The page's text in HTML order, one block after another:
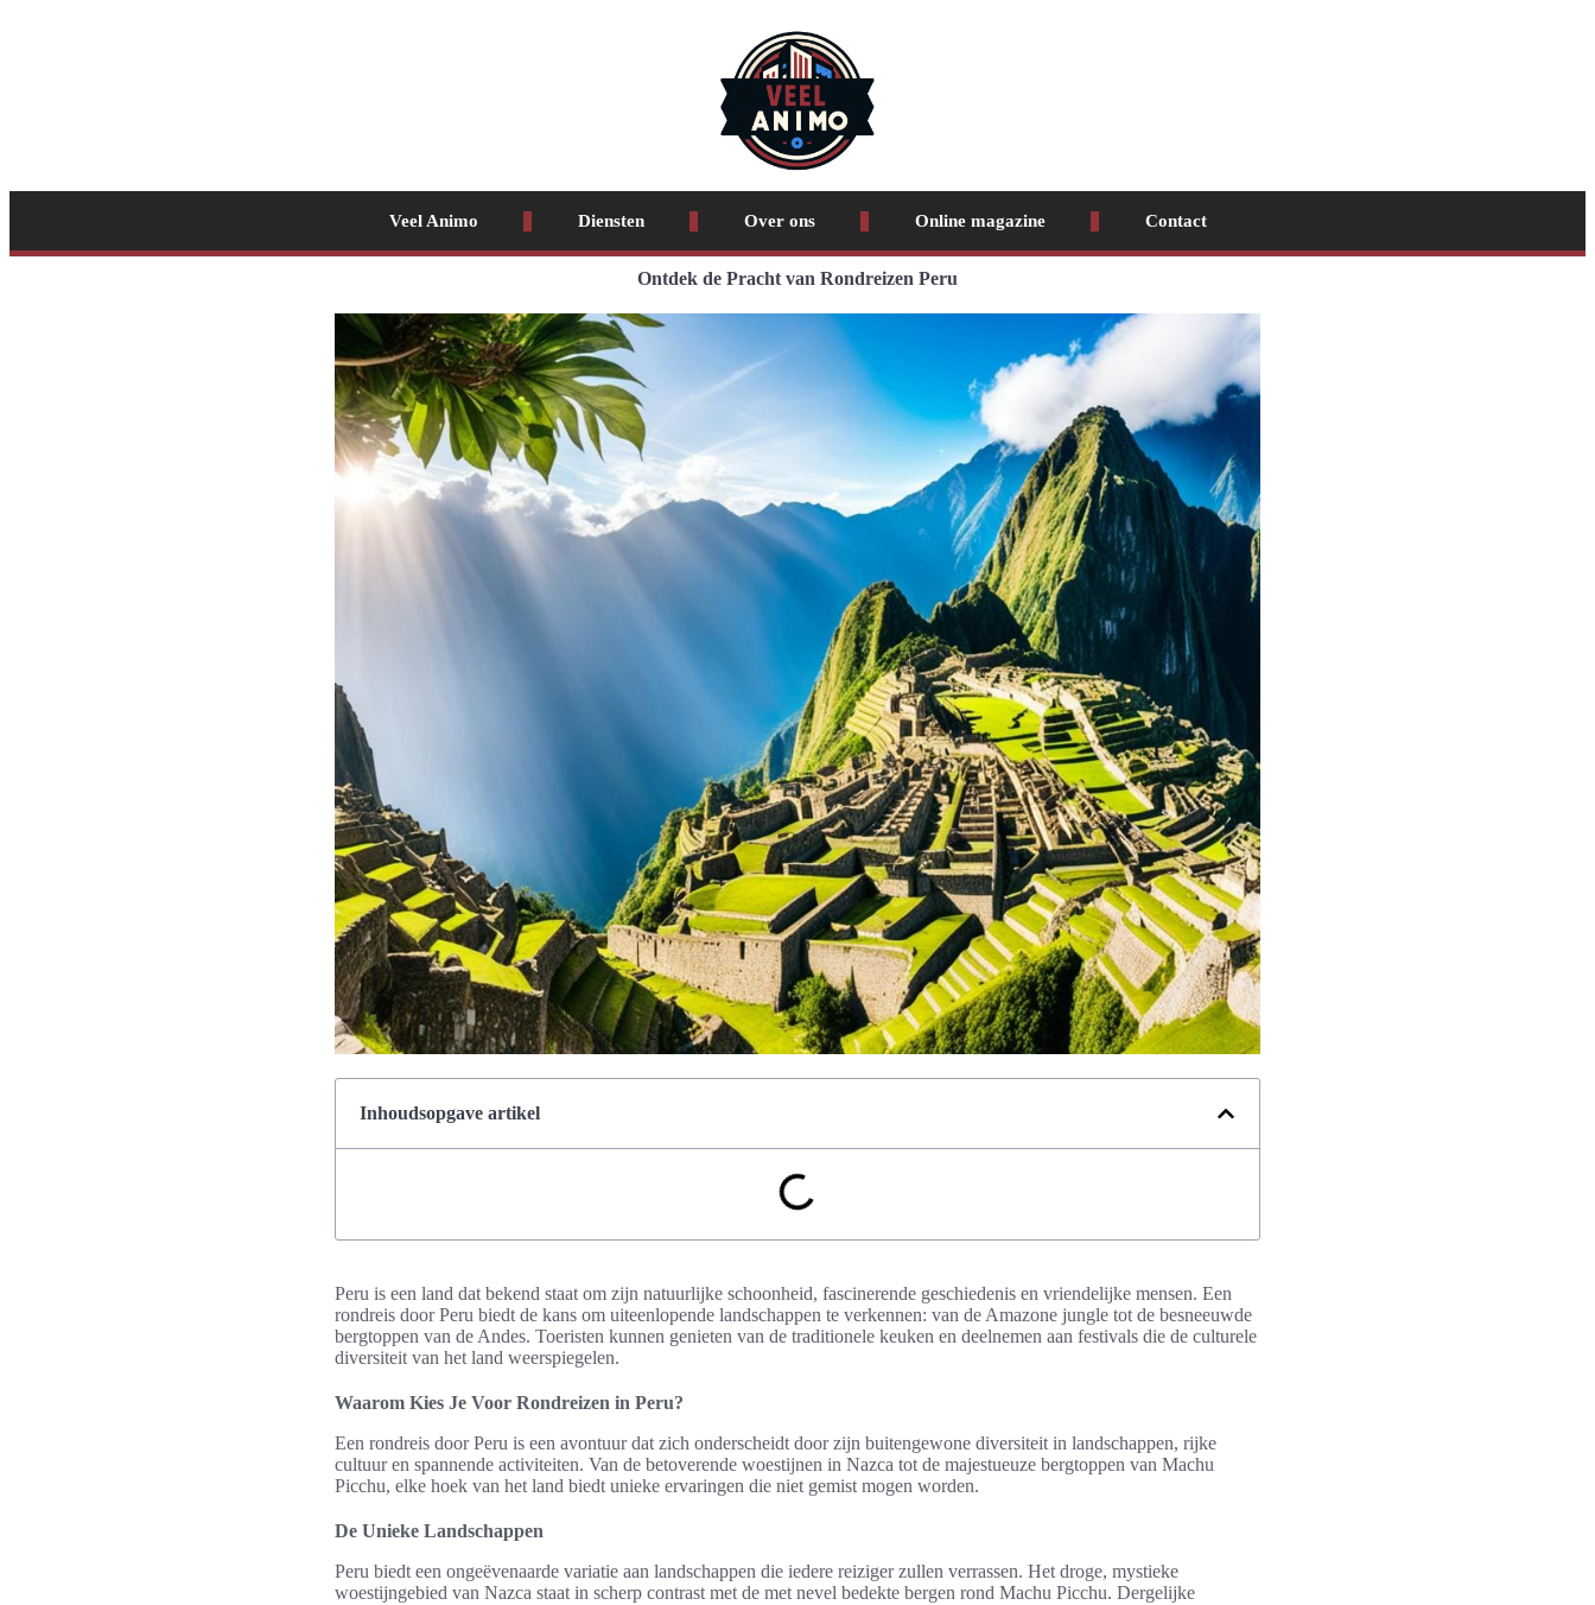
Veel Animo Diensten Over ons Online magazine Contact
Ontdek de Pracht van Rondreizen Peru
Inhoudsopgave artikel
Peru is een land dat bekend staat om zijn natuurlijke schoonheid, fascinerende geschiedenis en vriendelijke mensen. Een
rondreis door Peru biedt de kans om uiteenlopende landschappen te verkennen: van de Amazone jungle tot de besneeuwde
bergtoppen van de Andes. Toeristen kunnen genieten van de traditionele keuken en deelnemen aan festivals die de culturele
diversiteit van het land weerspiegelen.
Waarom Kies Je Voor Rondreizen in Peru?
Een rondreis door Peru is een avontuur dat zich onderscheidt door zijn buitengewone diversiteit in landschappen, rijke
cultuur en spannende activiteiten. Van de betoverende woestijnen in Nazca tot de majestueuze bergtoppen van Machu
Picchu, elke hoek van het land biedt unieke ervaringen die niet gemist mogen worden.
De Unieke Landschappen
Peru biedt een ongeëvenaarde variatie aan landschappen die iedere reiziger zullen verrassen. Het droge, mystieke
woestijngebied van Nazca staat in scherp contrast met de met nevel bedekte bergen rond Machu Picchu. Dergelijke